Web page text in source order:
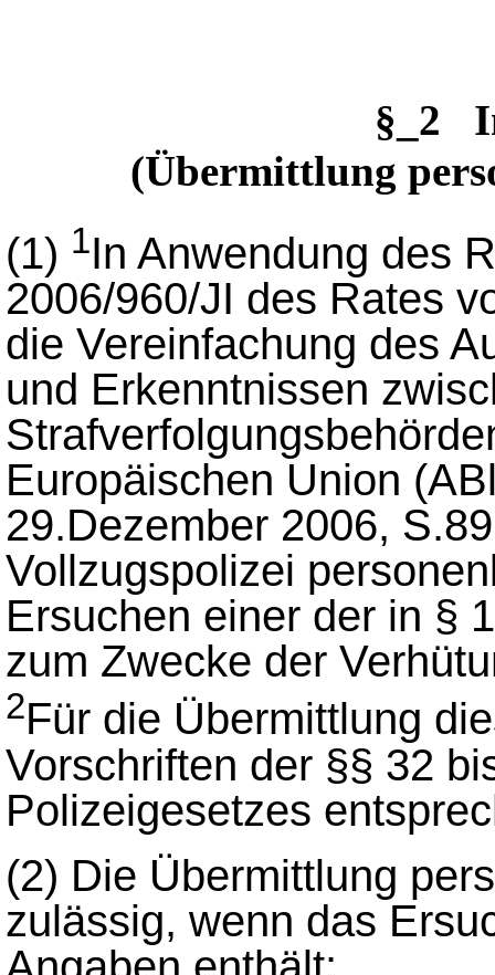
§_2
(Übermittlung
(1) 1In Anwendung des
2006/960/JI des Rates
die Vereinfachung des
und Erkenntnissen
Europäischen Union
29.Dezember 2006,
Vollzugspolizei
Ersuchen einer der in §
zum Zwecke der
2Für die Übermittlung
Vorschriften der §§ 32
Polizeigesetzes
(2) Die Übermittlung
zulässig, wenn das